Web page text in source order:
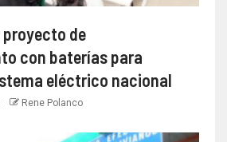
proyecto de
con baterías para
eléctrico nacional
Rene Polanco